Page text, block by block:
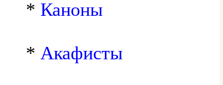
* Каноны
* Акафисты